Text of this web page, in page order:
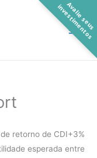
retorno de CDI+3%
esperada entre
A
v
a
l
i
e
s
e
u
s
i
n
v
e
s
t
i
m
e
n
t
o
s